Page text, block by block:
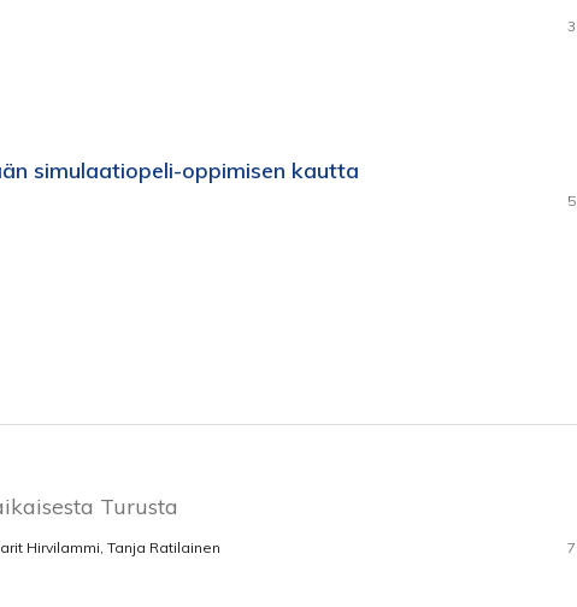
simulaatiopeli-oppimisen kautta
Turusta
Hirvilammi, Tanja Ratilainen